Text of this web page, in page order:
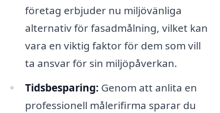
företag erbjuder nu miljövänliga
alternativ för fasadmålning, vilket kan
vara en viktig faktor för dem som vill
ta ansvar för sin miljöpåverkan.
Tidsbesparing: Genom att anlita en
professionell målerifirma sparar du